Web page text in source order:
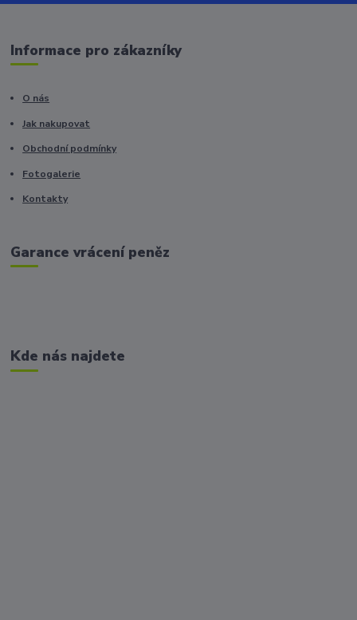
Informace pro zákazníky
O nás
Jak nakupovat
Obchodní podmínky
Fotogalerie
Kontakty
Garance vrácení peněz
Kde nás najdete